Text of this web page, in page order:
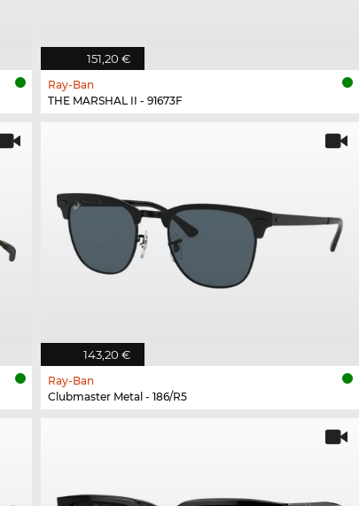
151,20 €
Ray-Ban
THE MARSHAL II - 91673F
143,20 €
Ray-Ban
Clubmaster Metal - 186/R5